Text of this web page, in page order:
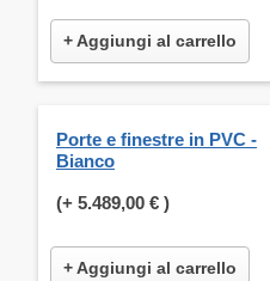
+ Aggiungi al carrello
Porte e finestre in PVC -
Bianco
(+ 5.489,00 € )
+ Aggiungi al carrello